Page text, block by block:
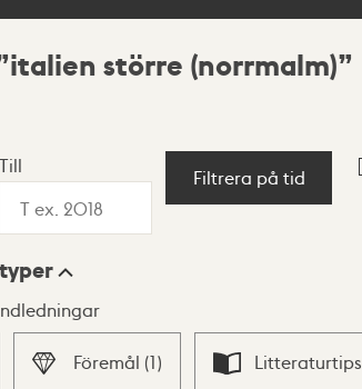
italien större (norrmalm)
Till
Filtrera på tid
Föremål (1) Litteraturtips